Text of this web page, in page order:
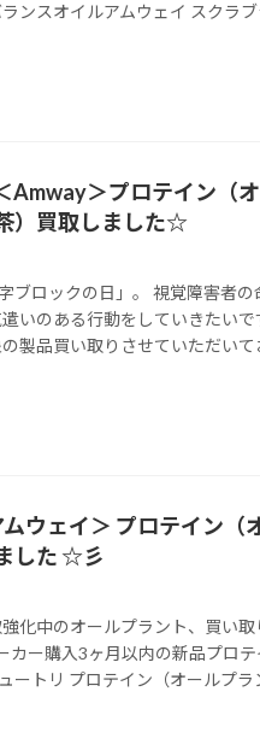
ンスオイルアムウェイ スクラ
Amway＞プロテイン（
）買取しました☆
ブロックの日」。 視覚障害者の
いのある行動をしていきたいで
製品買い取りさせていただい
ウェイ＞ プロテイン（
した ☆彡
化中のオールプラント、買い
カー購入3ヶ月以内の新品プロ
ートリ プロテイン（オールプ